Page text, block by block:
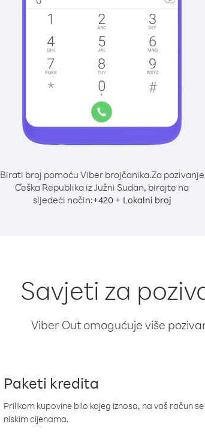
Birati broj pomoću Viber brojčanika.Za pozivanje
Češka Republika iz Južni Sudan, birajte na
sljedeći način:+420+ Lokalni broj
Savjeti za
Viber Out omogućuje više
Paketi kredita
Prilikom kupovine bilo kojeg iznosa, na vaš račun
niskim cijenama.